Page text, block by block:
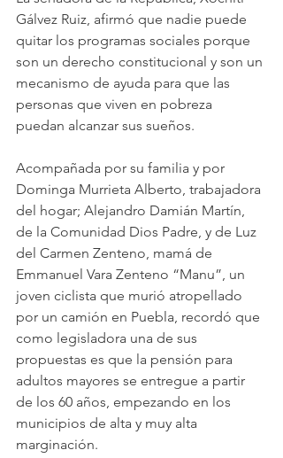
Gálvez Ruiz, afirmó que nadie puede
quitar los programas sociales porque
son un derecho constitucional y son un
mecanismo de ayuda para que las
personas que viven en pobreza
puedan alcanzar sus sueños.
Acompañada por su familia y por
Dominga Murrieta Alberto, trabajadora
del hogar; Alejandro Damián Martín,
de la Comunidad Dios Padre, y de Luz
del Carmen Zenteno, mamá de
Emmanuel Vara Zenteno “Manu”, un
joven ciclista que murió atropellado
por un camión en Puebla, recordó que
como legisladora una de sus
propuestas es que la pensión para
adultos mayores se entregue a partir
de los 60 años, empezando en los
municipios de alta y muy alta
marginación.